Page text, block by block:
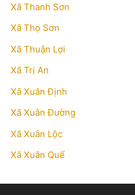
Xã Thanh Sơn
Xã Thọ Sơn
Xã Thuận Lợi
Xã Trị An
Xã Xuân Định
Xã Xuân Đường
Xã Xuân Lộc
Xã Xuân Quế